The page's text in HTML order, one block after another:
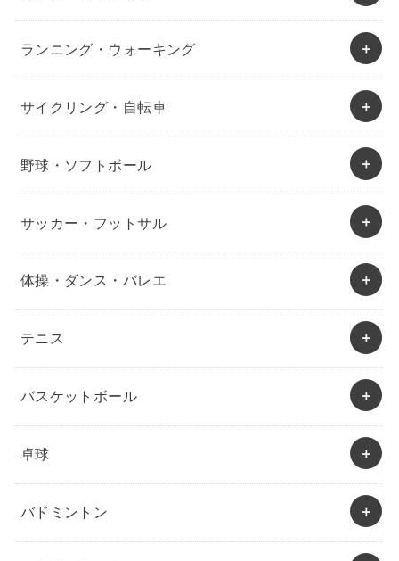
ランニング・ウォーキング
サイクリング・自転車
野球・ソフトボール
サッカー・フットサル
体操・ダンス・バレエ
テニス
バスケットボール
卓球
バドミントン